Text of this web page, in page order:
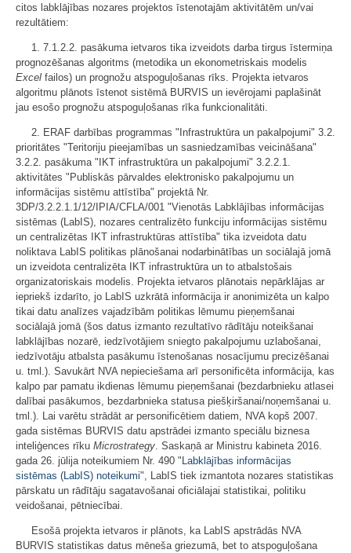
citos labklājības nozares projektos īstenotajām aktivitātēm un/vai
rezultātiem:
1. 7.1.2.2. pasākuma ietvaros tika izveidots darba tirgus īstermiņa
prognozēšanas algoritms (metodika un ekonometriskais modelis
Excel failos) un prognožu atspoguļošanas rīks. Projekta ietvaros
algoritmu plānots īstenot sistēmā BURVIS un ievērojami paplašināt
jau esošo prognožu atspoguļošanas rīka funkcionalitāti.
2. ERAF darbības programmas "Infrastruktūra un pakalpojumi" 3.2.
prioritātes "Teritoriju pieejamības un sasniedzamības veicināšana"
3.2.2. pasākuma "IKT infrastruktūra un pakalpojumi" 3.2.2.1.
aktivitātes "Publiskās pārvaldes elektronisko pakalpojumu un
informācijas sistēmu attīstība" projektā Nr.
3DP/3.2.2.1.1/12/IPIA/CFLA/001 "Vienotās Labklājības informācijas
sistēmas (LabIS), nozares centralizēto funkciju informācijas sistēmu
un centralizētas IKT infrastruktūras attīstība" tika izveidota datu
noliktava LabIS politikas plānošanai nodarbinātības un sociālajā jomā
un izveidota centralizēta IKT infrastruktūra un to atbalstošais
organizatoriskais modelis. Projekta ietvaros plānotais nepārklājas ar
iepriekš izdarīto, jo LabIS uzkrātā informācija ir anonimizēta un kalpo
tikai datu analīzes vajadzībām politikas lēmumu pieņemšanai
sociālajā jomā (šos datus izmanto rezultatīvo rādītāju noteikšanai
labklājības nozarē, iedzīvotājiem sniegto pakalpojumu uzlabošanai,
iedzīvotāju atbalsta pasākumu īstenošanas nosacījumu precizēšanai
u. tml.). Savukārt NVA nepieciešama arī personificēta informācija, kas
kalpo par pamatu ikdienas lēmumu pieņemšanai (bezdarbnieku atlasei
dalībai pasākumos, bezdarbnieka statusa piešķiršanai/noņemšanai u.
tml.). Lai varētu strādāt ar personificētiem datiem, NVA kopš 2007.
gada sistēmas BURVIS datu apstrādei izmanto speciālu biznesa
inteliģences rīku Microstrategy . Saskaņā ar Ministru kabineta 2016.
gada 26. jūlija noteikumiem Nr. 490 "Labklājības informācijas
sistēmas (LabIS) noteikumi", LabIS tiek izmantota nozares statistikas
pārskatu un rādītāju sagatavošanai oficiālajai statistikai, politiku
veidošanai, pētniecībai.
Esošā projekta ietvaros ir plānots, ka LabIS apstrādās NVA
BURVIS statistikas datus mēneša griezumā, bet to atspoguļošana